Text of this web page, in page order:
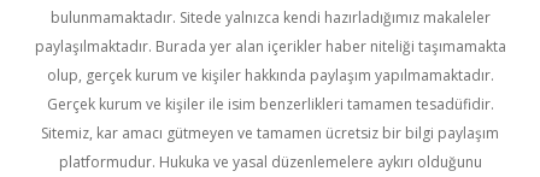
bulunmamaktadır. Sitede yalnızca kendi hazırladığımız makaleler
paylaşılmaktadır. Burada yer alan içerikler haber niteliği taşımamakta
olup, gerçek kurum ve kişiler hakkında paylaşım yapılmamaktadır.
Gerçek kurum ve kişiler ile isim benzerlikleri tamamen tesadüfidir.
Sitemiz, kar amacı gütmeyen ve tamamen ücretsiz bir bilgi paylaşım
platformudur. Hukuka ve yasal düzenlemelere aykırı olduğunu